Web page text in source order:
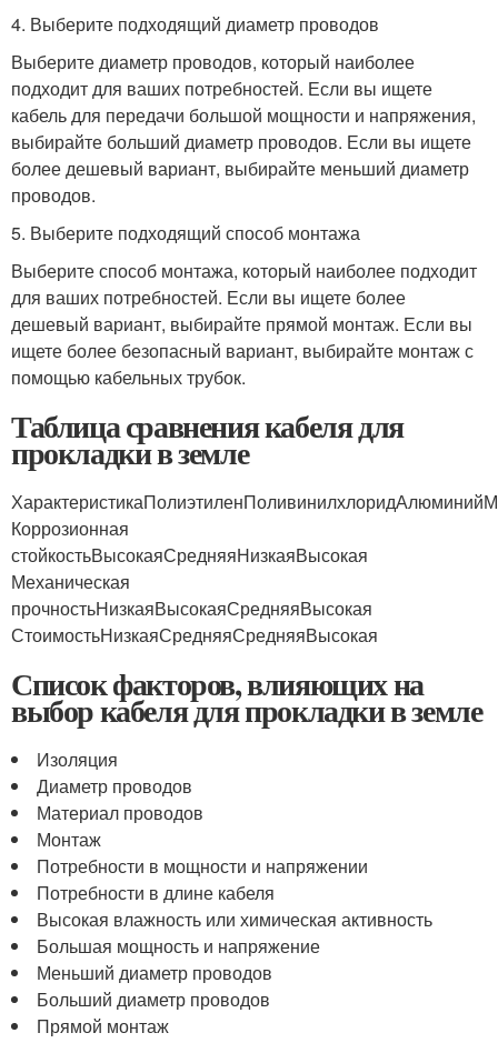
4. Выберите подходящий диаметр проводов
Выберите диаметр проводов, который наиболее
подходит для ваших потребностей. Если вы ищете
кабель для передачи большой мощности и напряжения,
выбирайте больший диаметр проводов. Если вы ищете
более дешевый вариант, выбирайте меньший диаметр
проводов.
5. Выберите подходящий способ монтажа
Выберите способ монтажа, который наиболее подходит
для ваших потребностей. Если вы ищете более
дешевый вариант, выбирайте прямой монтаж. Если вы
ищете более безопасный вариант, выбирайте монтаж с
помощью кабельных трубок.
Таблица сравнения кабеля для
прокладки в земле
Коррозионная
стойкостьВысокаяСредняяНизкаяВысокая
Механическая
прочностьНизкаяВысокаяСредняяВысокая
СтоимостьНизкаяСредняяСредняяВысокая
Список факторов, влияющих на
выбор кабеля для прокладки в земле
Изоляция
Диаметр проводов
Материал проводов
Монтаж
Потребности в мощности и напряжении
Потребности в длине кабеля
Высокая влажность или химическая активность
Большая мощность и напряжение
Меньший диаметр проводов
Больший диаметр проводов
Прямой монтаж